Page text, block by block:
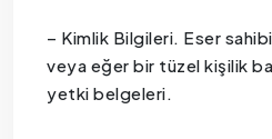
– Kimlik Bilgileri. Eser
veya eğer bir tüzel kişilik
yetki belgeleri.